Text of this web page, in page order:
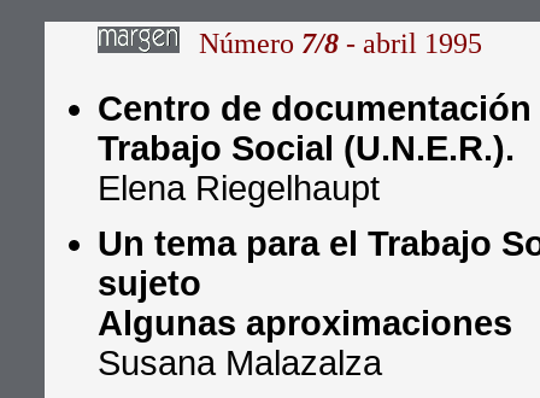
Número 7/8 - abril 1995
Centro de
Trabajo Social (U.N.E.R.).
Elena Riegelhaupt
Un tema para el Trabajo
sujeto
Algunas aproximaciones
Susana Malazalza